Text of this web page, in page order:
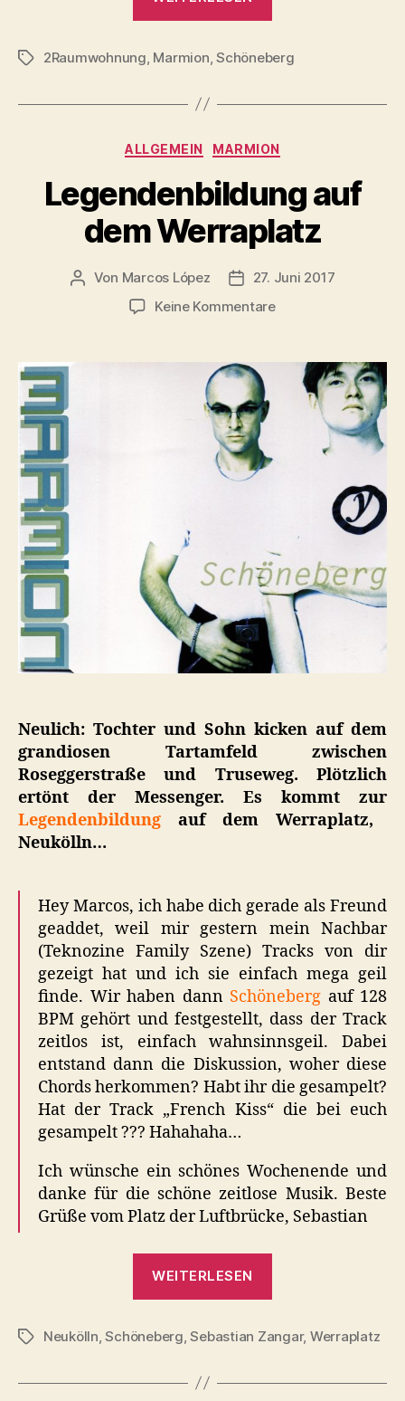
zum
„1993“
Schlagwörter
2Raumwohnung, Marmion,Schöneberg
Kategorien
ALLGEMEIN MARMION
Legendenbildung auf
dem Werraplatz
Beitragsautor
Von Marcos López Veröffentlichungsdatum
27. Juni 2017
Keine Kommentarezu
dem
Werraplatz
Neulich: Tochter und Sohn kicken auf dem
grandiosen Tartamfeld zwischen
Roseggerstraße und Truseweg. Plötzlich
ertönt der Messenger. Es kommt zur
Legendenbildung auf dem Werraplatz,
Neukölln…
Hey Marcos, ich habe dich gerade als Freund
geaddet, weil mir gestern mein Nachbar
(Teknozine Family Szene) Tracks von dir
gezeigt hat und ich sie einfach mega geil
finde. Wir haben dann Schöneberg auf 128
BPM gehört und festgestellt, dass der Track
zeitlos ist, einfach wahnsinnsgeil. Dabei
entstand dann die Diskussion, woher diese
Chords herkommen? Habt ihr die gesampelt?
Hat der Track „French Kiss“ die bei euch
gesampelt ??? Hahahaha…
Ich wünsche ein schönes Wochenende und
danke für die schöne zeitlose Musik. Beste
Grüße vom Platz der Luftbrücke, Sebastian
WEITERLESEN
Werraplatz“
Schlagwörter
Neukölln,Schöneberg,Sebastian Zangar, Werraplatz